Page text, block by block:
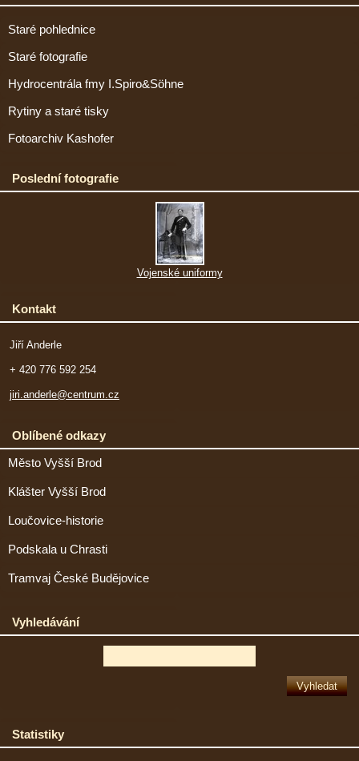
Staré pohlednice
Staré fotografie
Hydrocentrála fmy I.Spiro&Söhne
Rytiny a staré tisky
Fotoarchiv Kashofer
Poslední fotografie
Vojenské uniformy
Kontakt
Jiří Anderle
+ 420 776 592 254
jiri.anderle@centrum.cz
Oblíbené odkazy
Město Vyšší Brod
Klášter Vyšší Brod
Loučovice-historie
Podskala u Chrasti
Tramvaj České Budějovice
Vyhledávání
Statistiky